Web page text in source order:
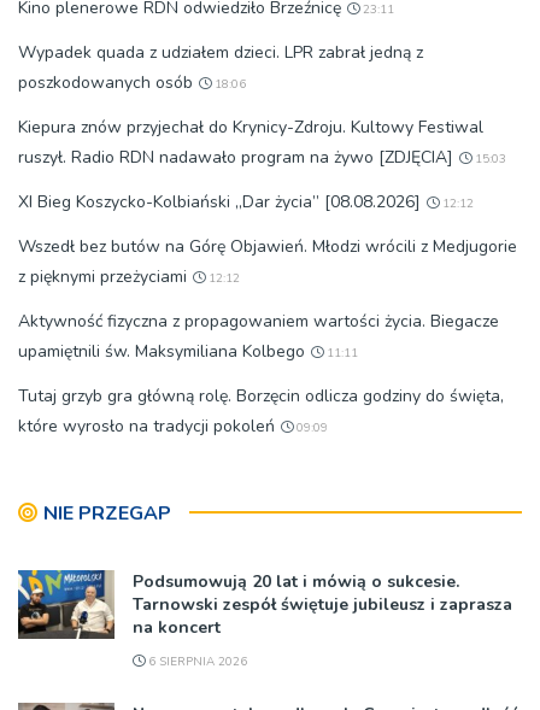
Kino plenerowe RDN odwiedziło Brzeźnicę 23:11
Wypadek quada z udziałem dzieci. LPR zabrał jedną z
poszkodowanych osób
18:06
Kiepura znów przyjechał do Krynicy-Zdroju. Kultowy Festiwal
ruszył. Radio RDN nadawało program na żywo [ZDJĘCIA]
15:03
XI Bieg Koszycko-Kolbiański „Dar życia” [08.08.2026] 12:12
Wszedł bez butów na Górę Objawień. Młodzi wrócili z Medjugorie
z pięknymi przeżyciami
12:12
Aktywność fizyczna z propagowaniem wartości życia. Biegacze
upamiętnili św. Maksymiliana Kolbego
11:11
Tutaj grzyb gra główną rolę. Borzęcin odlicza godziny do święta,
które wyrosło na tradycji pokoleń
09:09
NIE PRZEGAP
Podsumowują 20 lat i mówią o sukcesie.
Tarnowski zespół świętuje jubileusz i zaprasza
na koncert
6 SIERPNIA 2026